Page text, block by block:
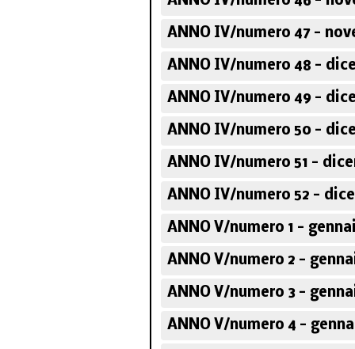
ANNO IV/numero 47 -
ANNO IV/numero 48 -
ANNO IV/numero 49 -
ANNO IV/numero 50 -
ANNO IV/numero 51 -
ANNO IV/numero 52 -
ANNO V/numero 1 -
ANNO V/numero 2 -
ANNO V/numero 3 -
ANNO V/numero 4 -